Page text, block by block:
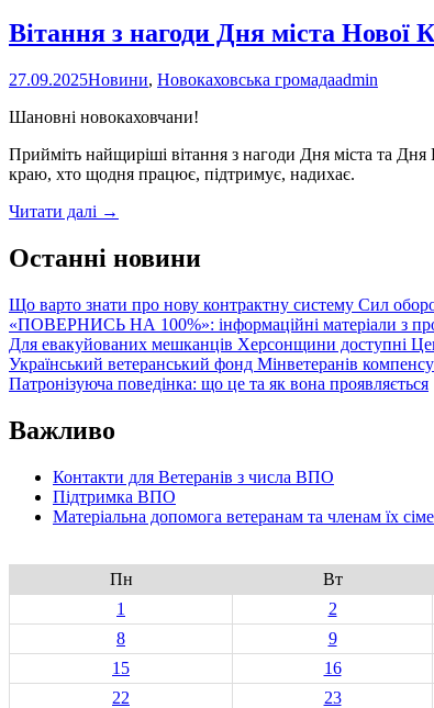
відбувся
захід
Дня
Нової
Каховки
та
Дня
Вітання з нагоди Дня міста Нової
27.09.2025Новини, Новокаховська громадаadmin
Шановні новокаховчани!
Прийміть найщиріші вітання з нагоди Дня міста та
краю, хто щодня працює, підтримує, надихає.
Читати далі Вітання
нагоди
Дня
Нової
Каховки
та
Дня
Новокаховської
→
Останні новини
Що варто знати про нову контрактну систему Сил
«ПОВЕРНИСЬ НА 100%»: інформаційні матеріали з
Для евакуйованих мешканців Херсонщини доступні
Український ветеранський фонд Мінветеранів
Патронізуюча поведінка: що це та як вона проявляється
Важливо
Контакти для Ветеранів з числа ВПО
Підтримка ВПО
Матеріальна допомога ветеранам та членам їх
Пн
Вт
1
2
8
9
15
16
22
23